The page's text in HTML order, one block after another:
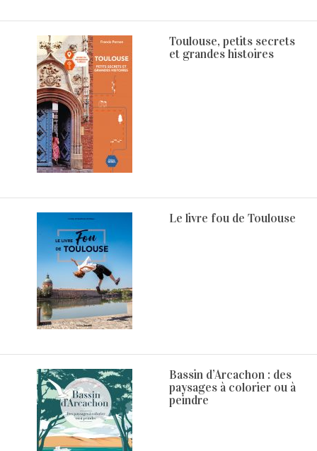
Toulouse, petits secrets
et grandes histoires
Le livre fou de Toulouse
Bassin d’Arcachon : des
paysages à colorier ou à
peindre